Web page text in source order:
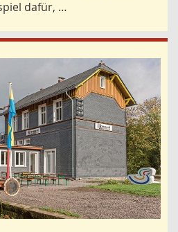
dafür, …